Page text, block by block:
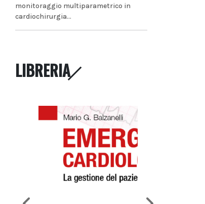
monitoraggio multiparametrico in
cardiochirurgia...
LIBRERIA